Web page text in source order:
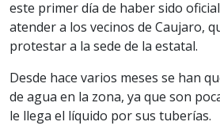
este primer día de haber sido
atender a los vecinos de Caujaro,
protestar a la sede de la estatal.
Desde hace varios meses se han
de agua en la zona, ya que son
le llega el líquido por sus tuberías.